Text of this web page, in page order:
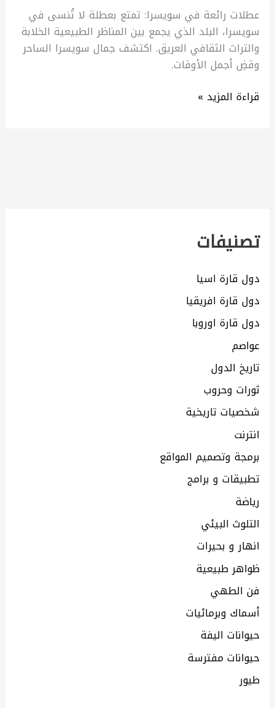
تصنيفات
دول قارة اسيا
دول قارة افريقيا
دول قارة اوروبا
عواصم
تاريخ الدول
ثورات وحروب
شخصيات تاريخية
انترنت
برمجة وتصميم المواقع
تطبيقات و برامج
رياضة
التلوث البيئي
انهار و بحيرات
ظواهر طبيعية
فن الطهي
أسماك وبرمائيات
حيوانات اليفة
حيوانات مفترسة
طيور
عطلات رائعة في سويسرا: تمتع بعطلة لا تُنسى في
سويسرا، البلد الذي يجمع بين المناظر الطبيعية الخلابة
والتراث الثقافي العريق. اكتشف جمال سويسرا الساحر
وقضِ أجمل الأوقات.
قراءة المزيد »